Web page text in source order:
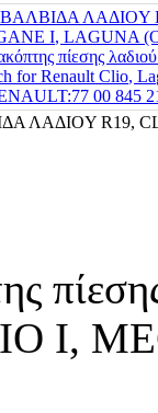
ΛΑΔIOY R19,
I,